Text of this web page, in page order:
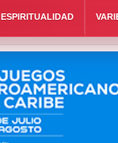
ESPIRITUALIDAD